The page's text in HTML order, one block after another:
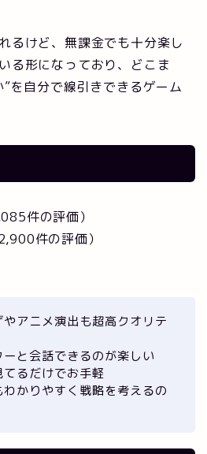
るけど、無課金でも十分楽し
る形になっており、どこま
を自分で線引きできるゲーム
件の評価）
件の評価）
やアニメ演出も超高クオリテ
ーと会話できるのが楽しい
てるだけでお手軽
わかりやすく戦略を考えるの